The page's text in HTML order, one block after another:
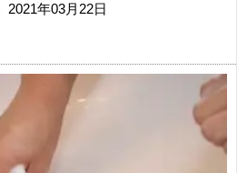
2021年03月22日